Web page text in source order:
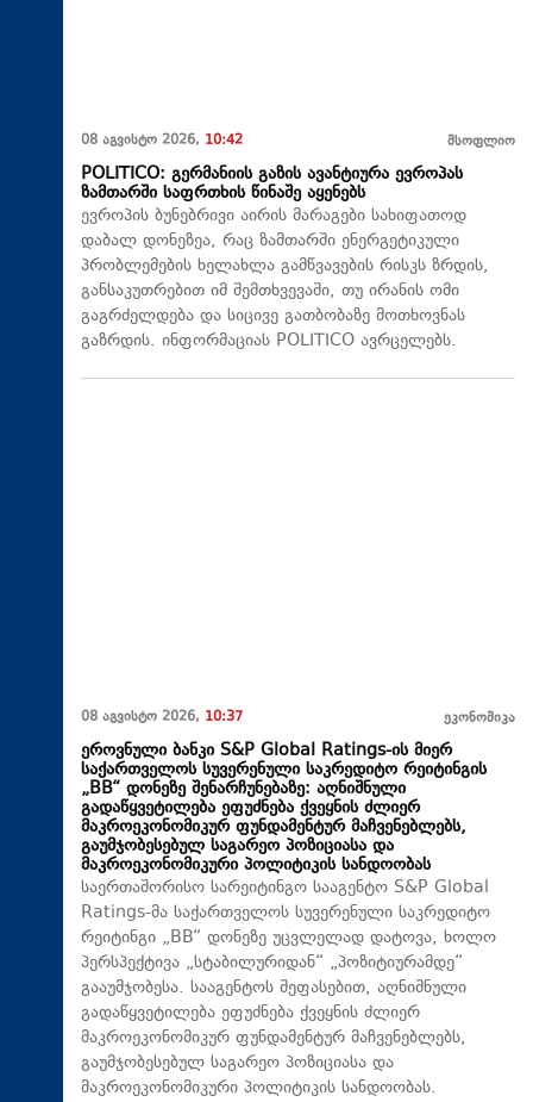
08 აგვისტო 2026, 10:42 მსოფლიო
POLITICO: გერმანიის გაზის ავანტიურა ევროპას
ზამთარში საფრთხის წინაშე აყენებს
ევროპის ბუნებრივი აირის მარაგები სახიფათოდ
დაბალ დონეზეა, რაც ზამთარში ენერგეტიკული
პრობლემების ხელახლა გამწვავების რისკს ზრდის,
განსაკუთრებით იმ შემთხვევაში, თუ ირანის ომი
გაგრძელდება და სიცივე გათბობაზე მოთხოვნას
გაზრდის. ინფორმაციას POLITICO ავრცელებს.
08 აგვისტო 2026, 10:37 ეკონომიკა
ეროვნული ბანკი S&P Global Ratings-ის მიერ
საქართველოს სუვერენული საკრედიტო რეიტინგის
„BB“ დონეზე შენარჩუნებაზე: აღნიშნული
გადაწყვეტილება ეფუძნება ქვეყნის ძლიერ
მაკროეკონომიკურ ფუნდამენტურ მაჩვენებლებს,
გაუმჯობესებულ საგარეო პოზიციასა და
მაკროეკონომიკური პოლიტიკის სანდოობას
საერთაშორისო სარეიტინგო სააგენტო S&P Global
Ratings-მა საქართველოს სუვერენული საკრედიტო
რეიტინგი „BB“ დონეზე უცვლელად დატოვა, ხოლო
პერსპექტივა „სტაბილურიდან“ „პოზიტიურამდე“
გააუმჯობესა. სააგენტოს შეფასებით, აღნიშნული
გადაწყვეტილება ეფუძნება ქვეყნის ძლიერ
მაკროეკონომიკურ ფუნდამენტურ მაჩვენებლებს,
გაუმჯობესებულ საგარეო პოზიციასა და
მაკროეკონომიკური პოლიტიკის სანდოობას.